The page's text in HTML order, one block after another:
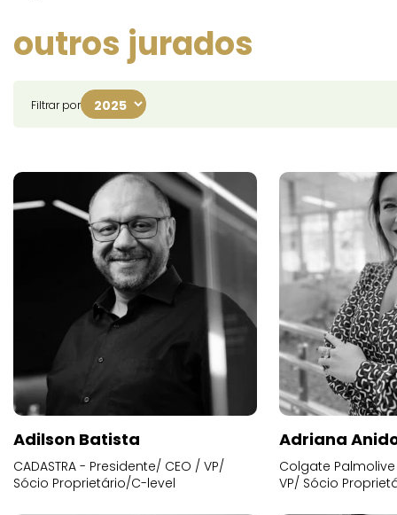
outros jurados
Filtrar por
Adilson Batista
CADASTRA - Presidente/ CEO / VP/
Sócio Proprietário/C-level
Adriana
Colgate
VP/ Sócio